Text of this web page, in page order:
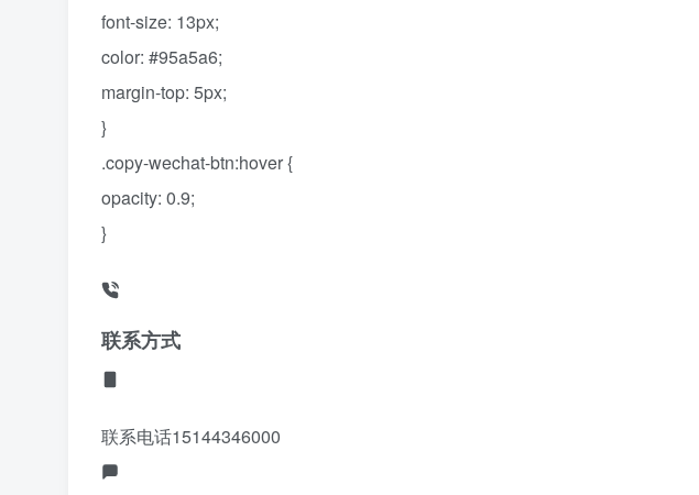
font-size: 13px;
color: #95a5a6;
margin-top: 5px;
}
.copy-wechat-btn:hover {
opacity: 0.9;
}
联系方式
联系电话15144346000